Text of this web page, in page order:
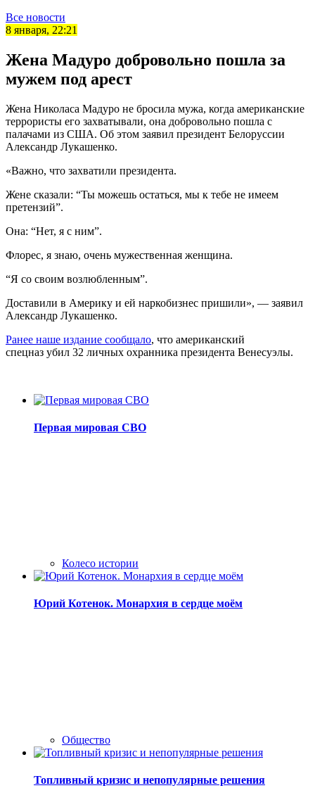
Все новости
8 января, 22:21
Жена Мадуро добровольно пошла за
мужем под арест
Жена Николаса Мадуро не бросила мужа, когда американские
террористы его захватывали, она добровольно пошла с
палачами из США. Об этом заявил президент Белоруссии
Александр Лукашенко.
«Важно, что захватили президента.
Жене сказали: “Ты можешь остаться, мы к тебе не имеем
претензий”.
Она: “Нет, я с ним”.
Флорес, я знаю, очень мужественная женщина.
“Я со своим возлюбленным”.
Доставили в Америку и ей наркобизнес пришили», — заявил
Александр Лукашенко.
Ранее наше издание сообщало, что американский
спецназ убил 32 личных охранника президента Венесуэлы.
Первая мировая СВО
Колесо истории
Юрий Котенок. Монархия в сердце моём
Общество
Топливный кризис и непопулярные решения